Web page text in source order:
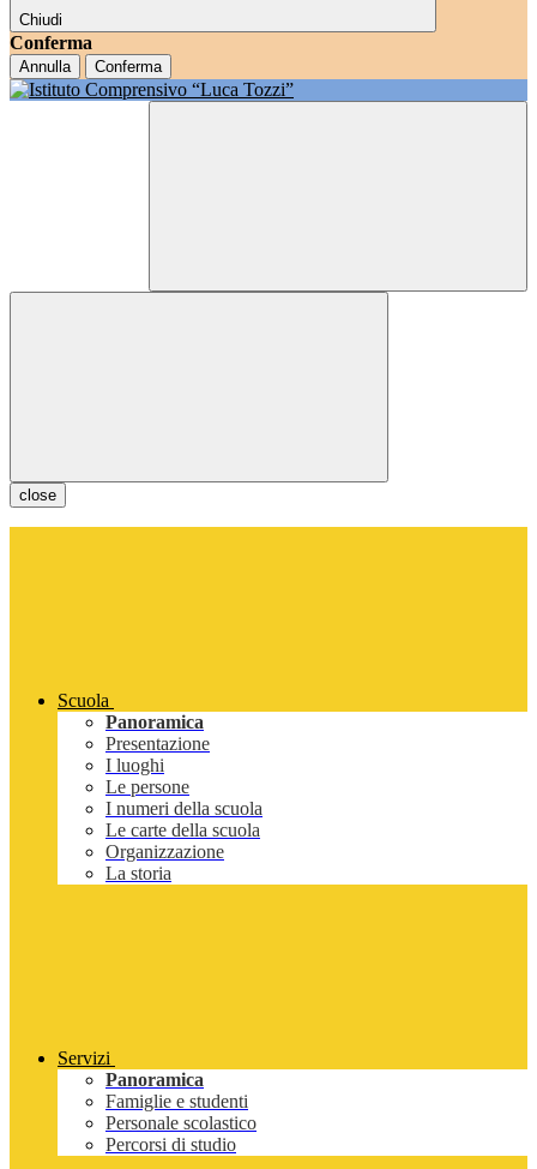
Chiudi
Conferma
Annulla Conferma
close
Scuola
Panoramica
Presentazione
I luoghi
Le persone
I numeri della scuola
Le carte della scuola
Organizzazione
La storia
Servizi
Panoramica
Famiglie e studenti
Personale scolastico
Percorsi di studio